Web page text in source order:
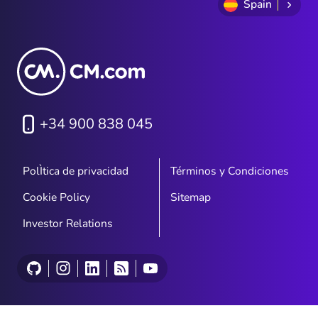
Spain
+34 900 838 045
PolÌtica de privacidad
Términos y Condiciones
Cookie Policy
Sitemap
Investor Relations